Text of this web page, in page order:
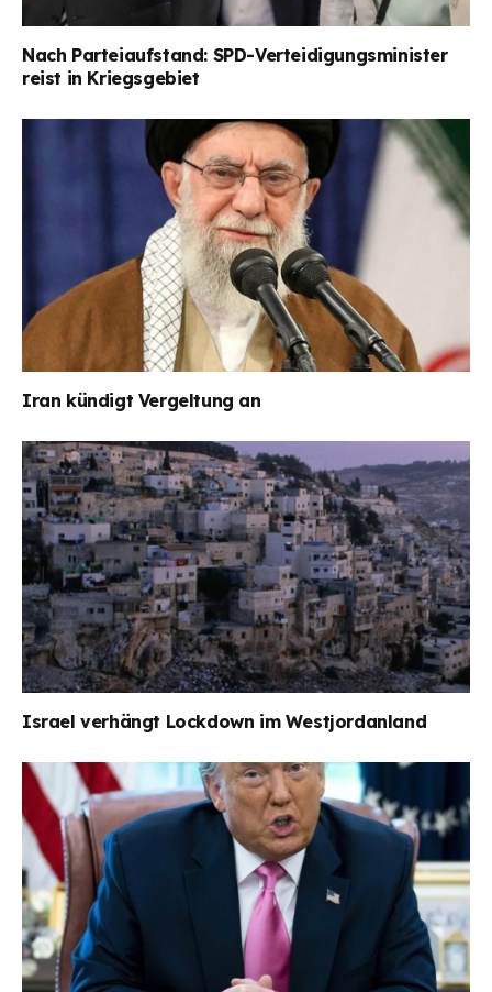
Nach Parteiaufstand: SPD-Verteidigungsminister
reist in Kriegsgebiet
Iran kündigt Vergeltung an
Israel verhängt Lockdown im Westjordanland